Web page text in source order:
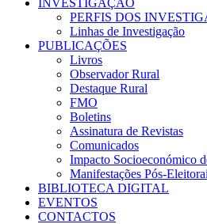
INVESTIGAÇÃO
PERFIS DOS
Linhas de Investigação
PUBLICAÇÕES
Livros
Observador Rural
Destaque Rural
FMO
Boletins
Assinatura de Revistas
Comunicados
Impacto Socioeconómico
Manifestações Pós-
BIBLIOTECA DIGITAL
EVENTOS
CONTACTOS